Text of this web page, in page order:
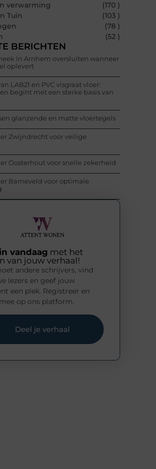
verwarming
(170 )
Tuin
(103 )
(78 )
(52 )
BERICHTEN
in Arnhem oversluiten wanneer
oplevert
LAB21 en PVC visgraat vloer:
begint met een sterke basis van
glanzende en matte vloertegels
Zwijndrecht voor veilige
Oosterhout voor snelle zekerheid
Barneveld voor optimale
vandaag met het
van jouw verhaal!
andere schrijvers, vind
lezers en geef jouw
een plek. Registreer en
op ons platform.
Deel je verhaal